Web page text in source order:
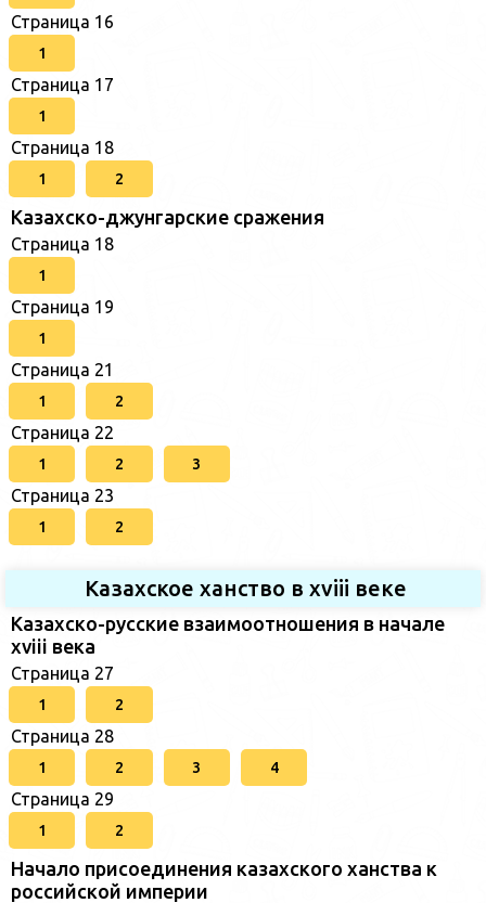
Страница 16
1
Страница 17
1
Страница 18
1 2
Казахско-джунгарские сражения
Страница 18
1
Страница 19
1
Страница 21
1 2
Страница 22
1 2 3
Страница 23
1 2
Казахское ханство в хviii веке
Казахско-русские взаимоотношения в начале
xviii века
Страница 27
1 2
Страница 28
1 2 3 4
Страница 29
1 2
Начало присоединения казахского ханства к
российской империи